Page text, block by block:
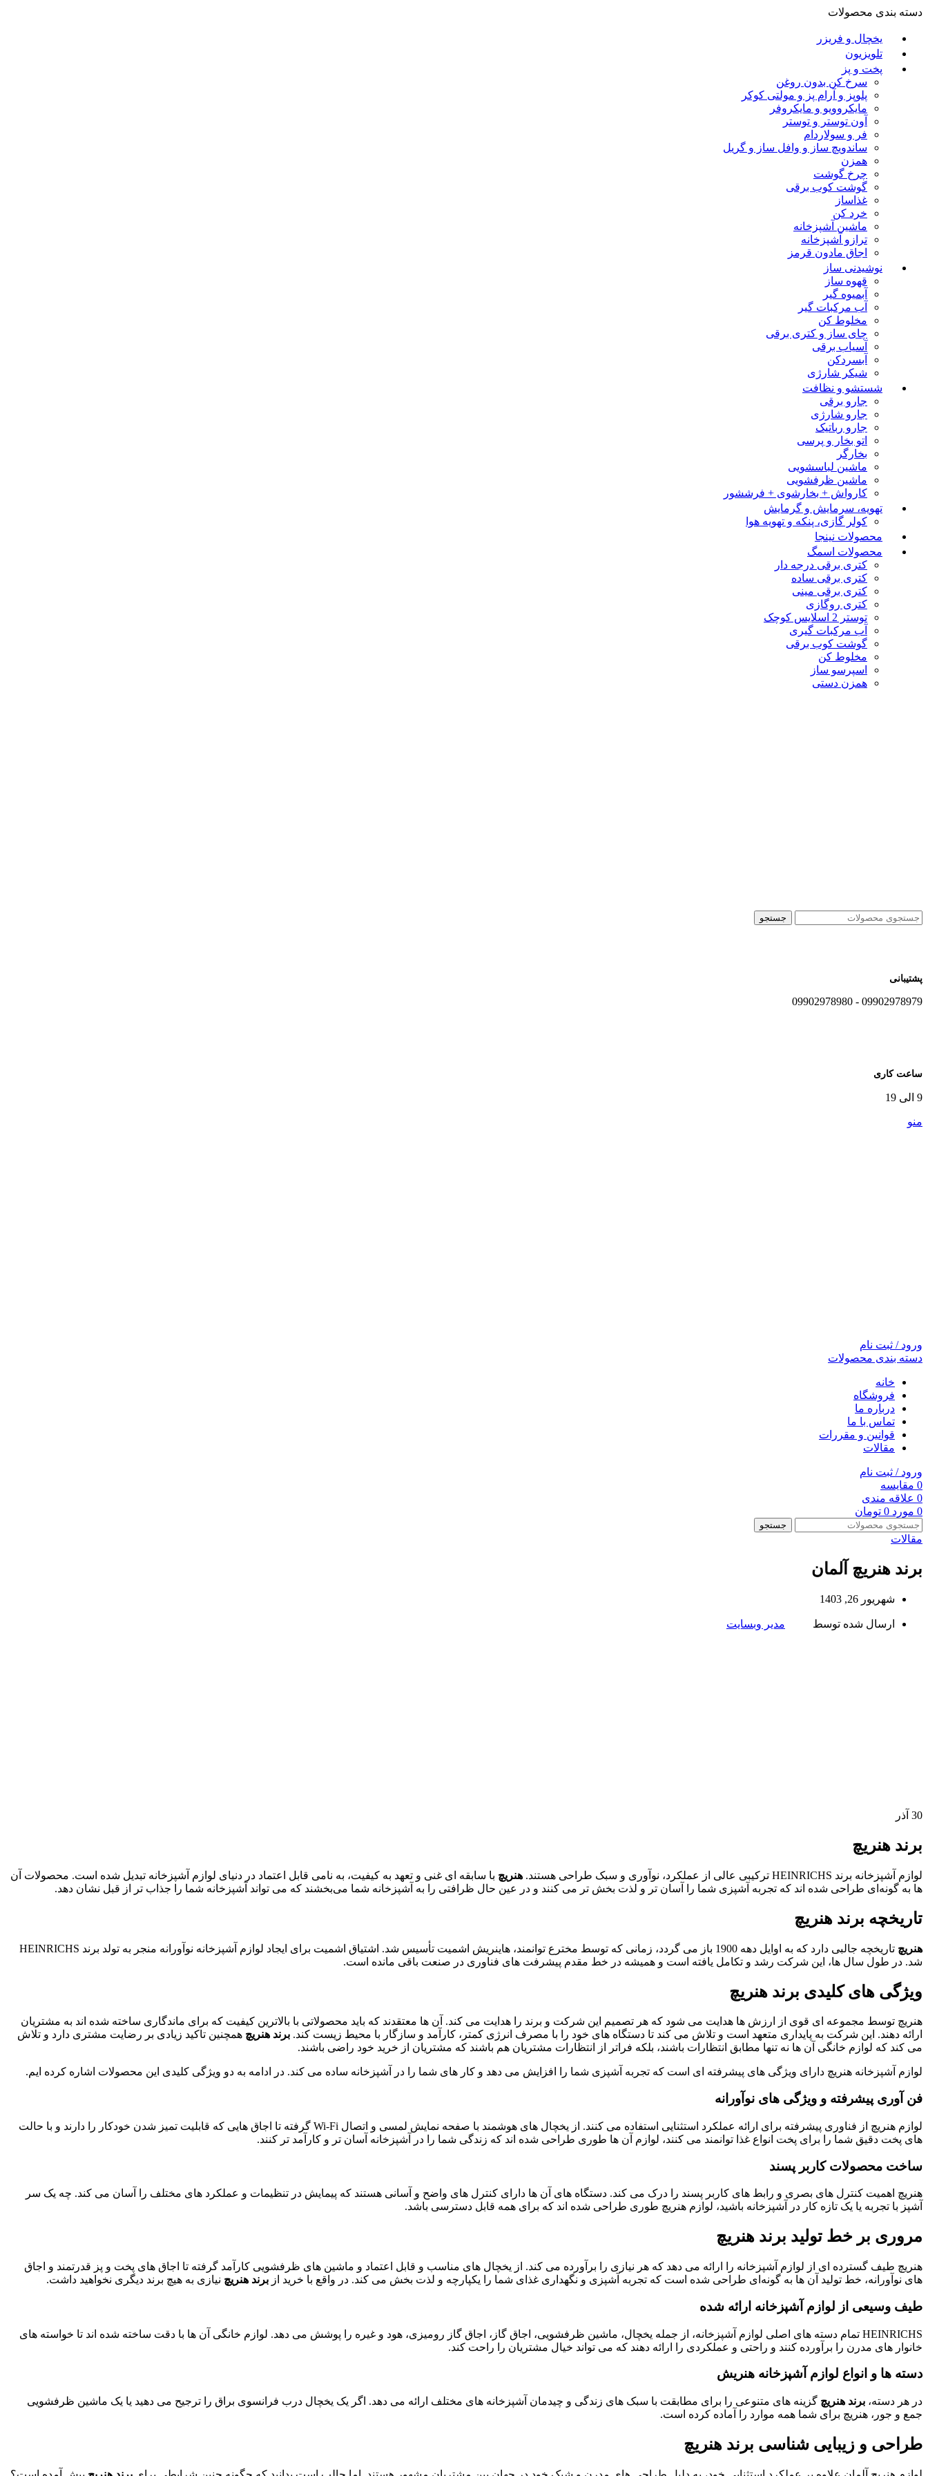
دسته بندی محصولات
یخچال و فریزر
تلویزیون
پخت و پز
سرخ کن بدون روغن
پلوپز و آرام پز و مولتی کوکر
مایکروویو و مایکروفر
آون توستر و توستر
فر و سولاردام
ساندویچ ساز و وافل ساز و گریل
همزن
چرخ گوشت
گوشت کوب برقی
غذاساز
خرد کن
ماشین آشپزخانه
ترازو آشپزخانه
اجاق مادون قرمز
نوشیدنی ساز
قهوه ساز
آبمیوه گیر
آب مرکبات گیر
مخلوط کن
چای ساز و کتری برقی
آسیاب برقی
آبسردکن
شیکر شارژی
شستشو و نظافت
جارو برقی
جارو شارژی
جارو رباتیک
اتو بخار و پرسی
بخارگر
ماشین لباسشویی
ماشین ظرفشویی
کارواش + بخارشوی + فرششور
تهویه، سرمایش و گرمایش
کولر گازی، پنکه و تهویه هوا
محصولات نینجا
محصولات اسمگ
کتری برقی درجه دار
کتری برقی ساده
کتری برقی مینی
کتری روگازی
توستر 2 اسلایس کوچک
آب مرکبات گیری
گوشت کوب برقی
مخلوط کن
اسپرسو ساز
همزن دستی
جستجو
پشتیبانی
09902978979 - 09902978980
ساعت کاری
9 الی 19
منو
ورود / ثبت نام
دسته بندی محصولات
خانه
فروشگاه
درباره ما
تماس با ما
قوانین و مقررات
مقالات
ورود / ثبت نام
0 مقايسه
0 علاقه مندی
0 مورد 0 تومان
جستجو
مقالات
برند هنریچ آلمان
شهریور 26, 1403
ارسال شده توسط مدیر وبسایت
30 آذر
برند هنریچ
لوازم آشپزخانه برند HEINRICHS ترکیبی عالی از عملکرد، نوآوری و سبک طراحی هستند. هنریچ با سابقه ای غنی و تعهد به کیفیت، به نامی قابل اعتماد در دنیای لوازم آشپزخانه تبدیل شده است. محصولات آن
ها به گونه‌ای طراحی شده‌ اند که تجربه آشپزی شما را آسان‌ تر و لذت‌ بخش‌ تر می ‌کنند و در عین حال ظرافتی را به آشپزخانه شما می‌بخشند که می تواند آشپزخانه شما را جذاب تر از قبل نشان دهد.
تاریخچه برند هنریچ
هنریچ
تاریخچه جالبی دارد که به اوایل دهه 1900 باز می ‌گردد، زمانی که توسط مخترع توانمند، هاینریش اشمیت تأسیس شد. اشتیاق اشمیت برای ایجاد لوازم آشپزخانه نوآورانه منجر به تولد برند HEINRICHS
شد. در طول سال ها، این شرکت رشد و تکامل یافته است و همیشه در خط مقدم پیشرفت های فناوری در صنعت باقی مانده است.
ویژگی های کلیدی برند هنریچ
هنریچ توسط مجموعه ای قوی از ارزش ها هدایت می شود که هر تصمیم این شرکت و برند را هدایت می کند. آن ها معتقدند که باید محصولاتی با بالاترین کیفیت که برای ماندگاری ساخته شده اند به مشتریان
ارائه دهند. این شرکت به پایداری متعهد است و تلاش می ‌کند تا دستگاه ‌های خود را با مصرف انرژی کمتر، کارآمد و سازگار با محیط زیست کند. برند هنریچ همچنین تاکید زیادی بر رضایت مشتری دارد و تلاش
می کند که لوازم خانگی آن ها نه تنها مطابق انتظارات باشند، بلکه فراتر از انتظارات مشتریان هم باشند که مشتریان از خرید خود راضی باشند.
لوازم آشپزخانه هنریچ دارای ویژگی های پیشرفته ای است که تجربه آشپزی شما را افزایش می دهد و کار های شما را در آشپزخانه ساده می کند. در ادامه به دو ویژگی کلیدی این محصولات اشاره کرده ایم.
فن آوری پیشرفته و ویژگی های نوآورانه
لوازم هنریچ از فناوری پیشرفته برای ارائه عملکرد استثنایی استفاده می کنند. از یخچال‌ های هوشمند با صفحه‌ نمایش لمسی و اتصال Wi-Fi گرفته تا اجاق ‌هایی که قابلیت تمیز شدن خودکار را دارند و با حالت‌
های پخت دقیق شما را برای پخت انواع غذا توانمند می کنند، لوازم آن ها طوری طراحی شده‌ اند که زندگی شما را در آشپزخانه آسان ‌تر و کارآمد تر کنند.
ساخت محصولات کاربر پسند
هنریچ اهمیت کنترل های بصری و رابط های کاربر پسند را درک می کند. دستگاه ‌های آن ‌ها دارای کنترل ‌های واضح و آسانی هستند که پیمایش در تنظیمات و عملکرد های مختلف را آسان می‌ کند. چه یک سر
آشپز با تجربه یا یک تازه کار در آشپزخانه باشید، لوازم هنریچ طوری طراحی شده اند که برای همه قابل دسترسی باشد.
مروری بر خط تولید برند هنریچ
هنریچ طیف گسترده ای از لوازم آشپزخانه را ارائه می دهد که هر نیازی را برآورده می کند. از یخچال ‌های مناسب و قابل اعتماد و ماشین‌ های ظرفشویی کارآمد گرفته تا اجاق ‌های پخت و پز قدرتمند و اجاق
‌های نوآورانه، خط تولید آن‌ ها به گونه‌ای طراحی شده است که تجربه آشپزی و نگهداری غذای شما را یکپارچه و لذت بخش می‌ کند. در واقع با خرید از برند هنریچ نیازی به هیچ برند دیگری نخواهید داشت.
طیف وسیعی از لوازم آشپزخانه ارائه شده
HEINRICHS تمام دسته های اصلی لوازم آشپزخانه، از جمله یخچال، ماشین ظرفشویی، اجاق گاز، اجاق گاز رومیزی، هود و غیره را پوشش می دهد. لوازم خانگی آن‌ ها با دقت ساخته شده ‌اند تا خواسته‌ های
خانوار های مدرن را برآورده کنند و راحتی و عملکردی را ارائه دهند که می ‌تواند خیال مشتریان را راحت کند.
دسته ها و انواع لوازم آشپزخانه هنریش
در هر دسته، برند هنریچ گزینه ‌های متنوعی را برای مطابقت با سبک‌ های زندگی و چیدمان آشپزخانه‌ های مختلف ارائه می ‌دهد. اگر یک یخچال درب فرانسوی براق را ترجیح می دهید یا یک ماشین ظرفشویی
جمع و جور، هنریچ برای شما همه موارد را آماده کرده است.
طراحی و زیبایی شناسی برند هنریچ